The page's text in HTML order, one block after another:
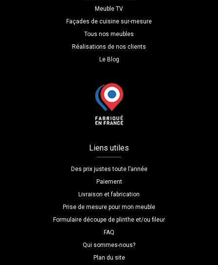
Meuble TV
Façades de cuisine sur-mesure
Tous nos meubles
Réalisations de nos clients
Le Blog
Liens utiles
Des prix justes toute l’année
Paiement
Livraison et fabrication
Prise de mesure pour mon meuble
Formulaire découpe de plinthe et/ou fileur
FAQ
Qui sommes-nous?
Plan du site